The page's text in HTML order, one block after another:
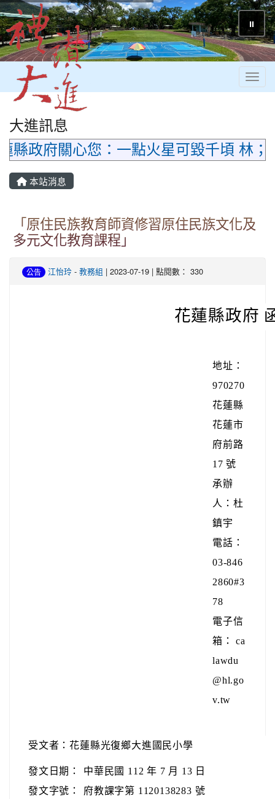
⏸
大進訊息
政府關心您：一點火星可毀千頃 林；
本站消息
「原住民族教育師資修習原住民族文化及
多元文化教育課程」
公告 江怡玲 - 教務組 | 2023-07-19 | 點閱數： 330
花蓮縣政府
地址：
970270
花蓮縣
花蓮市
府前路
17 號
承辦
人：杜
鎮宇
電話：
03-846
2860#3
78
電子信
箱： ca
lawdu
@hl.go
v.tw
受文者：花蓮縣光復鄉大進國民小學
發文日期：
中華民國 112 年 7 月 13 日
發文字號：
府教課字第 1120138283 號